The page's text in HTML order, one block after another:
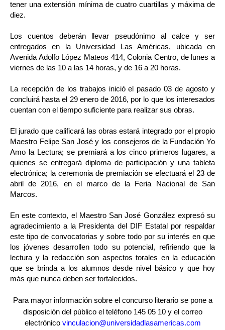
tener una extensión mínima de cuatro cuartillas y máxima de
diez.
Los cuentos deberán llevar pseudónimo al calce y ser
entregados en la Universidad Las Américas, ubicada en
Avenida Adolfo López Mateos 414, Colonia Centro, de lunes a
viernes de las 10 a las 14 horas, y de 16 a 20 horas.
La recepción de los trabajos inició el pasado 03 de agosto y
concluirá hasta el 29 enero de 2016, por lo que los interesados
cuentan con el tiempo suficiente para realizar sus obras.
El jurado que calificará las obras estará integrado por el propio
Maestro Felipe San José y los consejeros de la Fundación Yo
Amo la Lectura; se premiará a los cinco primeros lugares, a
quienes se entregará diploma de participación y una tableta
electrónica; la ceremonia de premiación se efectuará el 23 de
abril de 2016, en el marco de la Feria Nacional de San
Marcos.
En este contexto, el Maestro San José González expresó su
agradecimiento a la Presidenta del DIF Estatal por respaldar
este tipo de convocatorias y sobre todo por su interés en que
los jóvenes desarrollen todo su potencial, refiriendo que la
lectura y la redacción son aspectos torales en la educación
que se brinda a los alumnos desde nivel básico y que hoy
más que nunca deben ser fortalecidos.
Para mayor información sobre el concurso literario se pone a
disposición del público el teléfono 145 05 10 y el correo
electrónico vinculacion@universidadlasamericas.com